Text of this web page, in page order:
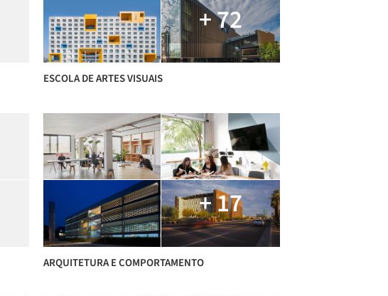
+ 72
ESCOLA DE ARTES VISUAIS
+ 17
ARQUITETURA E COMPORTAMENTO